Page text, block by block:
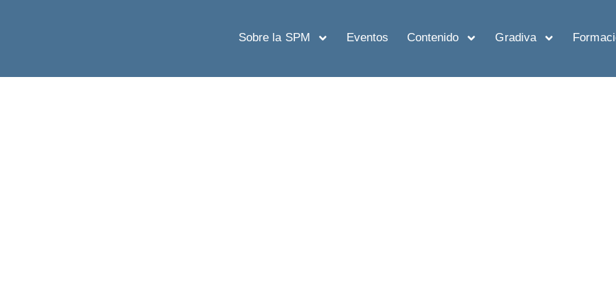
Sobre la SPM Eventos Contenido Gradiva